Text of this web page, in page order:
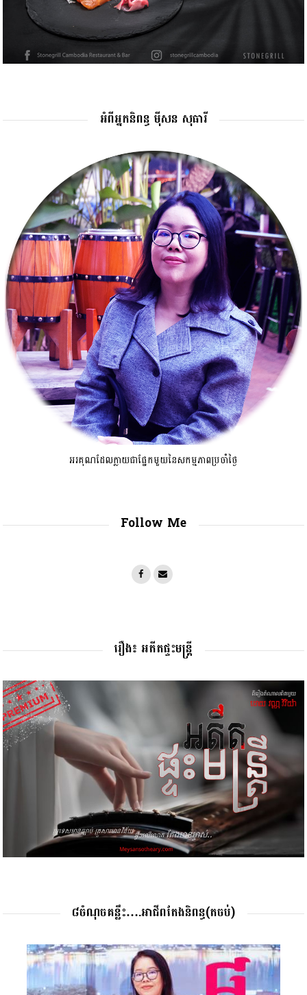
អំពីអ្នកនិពន្ធ ម៉ីសន សុធារី
អរគុណដែលក្លាយជាផ្នែកមួយនៃសកម្មភាពប្រចាំថ្ងៃ
Follow Me
រឿង៖ អតីតផ្ទះមន្រ្តី
៨ចំណុចគន្លឹះ….អាជីពតែងនិពន្ធ(តចប់)